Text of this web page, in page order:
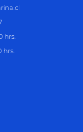
hrs.
hrs.